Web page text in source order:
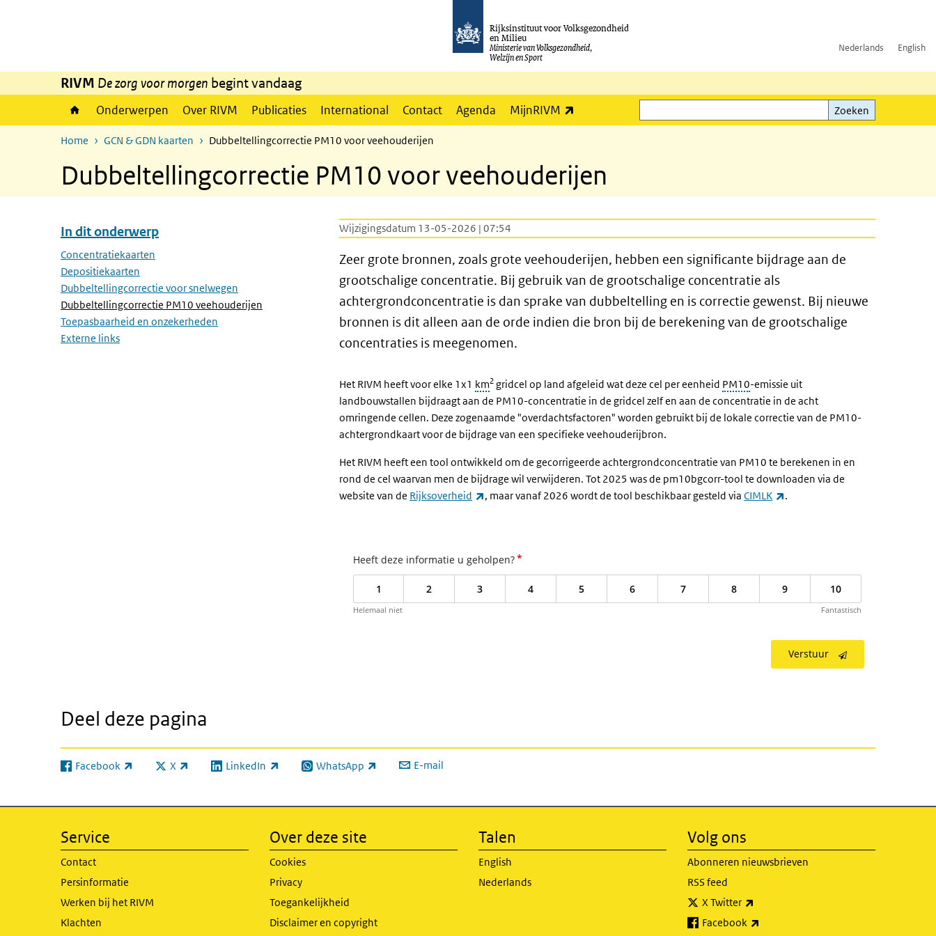
Rijksinstituut voor Volksgezondheid
en Milieu
Ministerie van Volksgezondheid,
Welzijn en Sport
Nederlands English
RIVM De zorg voor morgen begint vandaag
Onderwerpen Over RIVM Publicaties International Contact Agenda MijnRIVM
Zoeken
Zoeken
Home GCN & GDN kaarten Dubbeltellingcorrectie PM10 voor veehouderijen
Dubbeltellingcorrectie PM10 voor veehouderijen
Overslaan menu In dit onderwerp
In dit onderwerp
Concentratiekaarten
Depositiekaarten
Dubbeltellingcorrectie voor snelwegen
Dubbeltellingcorrectie PM10 veehouderijen
Toepasbaarheid en onzekerheden
Externe links
Wijzigingsdatum 13-05-2026 | 07:54
Zeer grote bronnen, zoals grote veehouderijen, hebben een significante bijdrage aan de
grootschalige concentratie. Bij gebruik van de grootschalige concentratie als
achtergrondconcentratie is dan sprake van dubbeltelling en is correctie gewenst. Bij nieuwe
bronnen is dit alleen aan de orde indien die bron bij de berekening van de grootschalige
concentraties is meegenomen.
Het RIVM heeft voor elke 1x1 km2gridcel op land afgeleid wat deze cel per eenheid PM10-emissie uit
landbouwstallen bijdraagt aan de PM10-concentratie in de gridcel zelf en aan de concentratie in de acht
omringende cellen. Deze zogenaamde "overdachtsfactoren" worden gebruikt bij de lokale correctie van de PM10-
achtergrondkaart voor de bijdrage van een specifieke veehouderijbron.
Het RIVM heeft een tool ontwikkeld om de gecorrigeerde achtergrondconcentratie van PM10 te berekenen in en
rond de cel waarvan men de bijdrage wil verwijderen. Tot 2025 was de pm10bgcorr-tool te downloaden via de
website van de Rijksoverheid (externe link)
, maar vanaf 2026 wordt de tool beschikbaar gesteld viaCIMLK (externe link)
.
Heeft deze informatie u geholpen?*
1 2 3 4 5 6 7 8 9 10
Helemaal niet Fantastisch
Verstuur
Deel deze pagina
Facebook
(externe link) X
(externe link) LinkedIn
(externe link) WhatsApp
(externe link) E-mail
Service
Contact
Persinformatie
Werken bij het RIVM
Klachten
Over deze site
Cookies
Privacy
Toegankelijkheid
Disclaimer en copyright
Talen
English
Nederlands
Volg ons
Abonneren nieuwsbrieven
RSS feed
X Twitter
Facebook